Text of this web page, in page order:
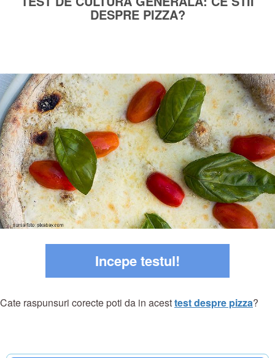
DESPRE PIZZA?
Incepe testul!
Cate raspunsuri corecte poti da in acesttest despre pizza?